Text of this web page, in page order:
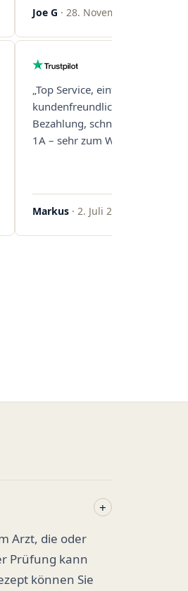
Joe G · 28. November 2025
„Top Service, einfache und
kundenfreundliche Abwicklung
Bezahlung, schnelle Lieferung.
1A – sehr zum
Markus · 2. Juli 2026
+
Arzt, die oder
Prüfung kann
können Sie